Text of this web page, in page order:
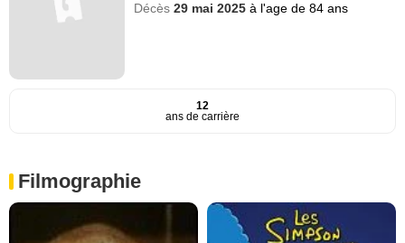
Décès29 mai 2025à l'age de 84 ans
12
ans de carrière
Filmographie